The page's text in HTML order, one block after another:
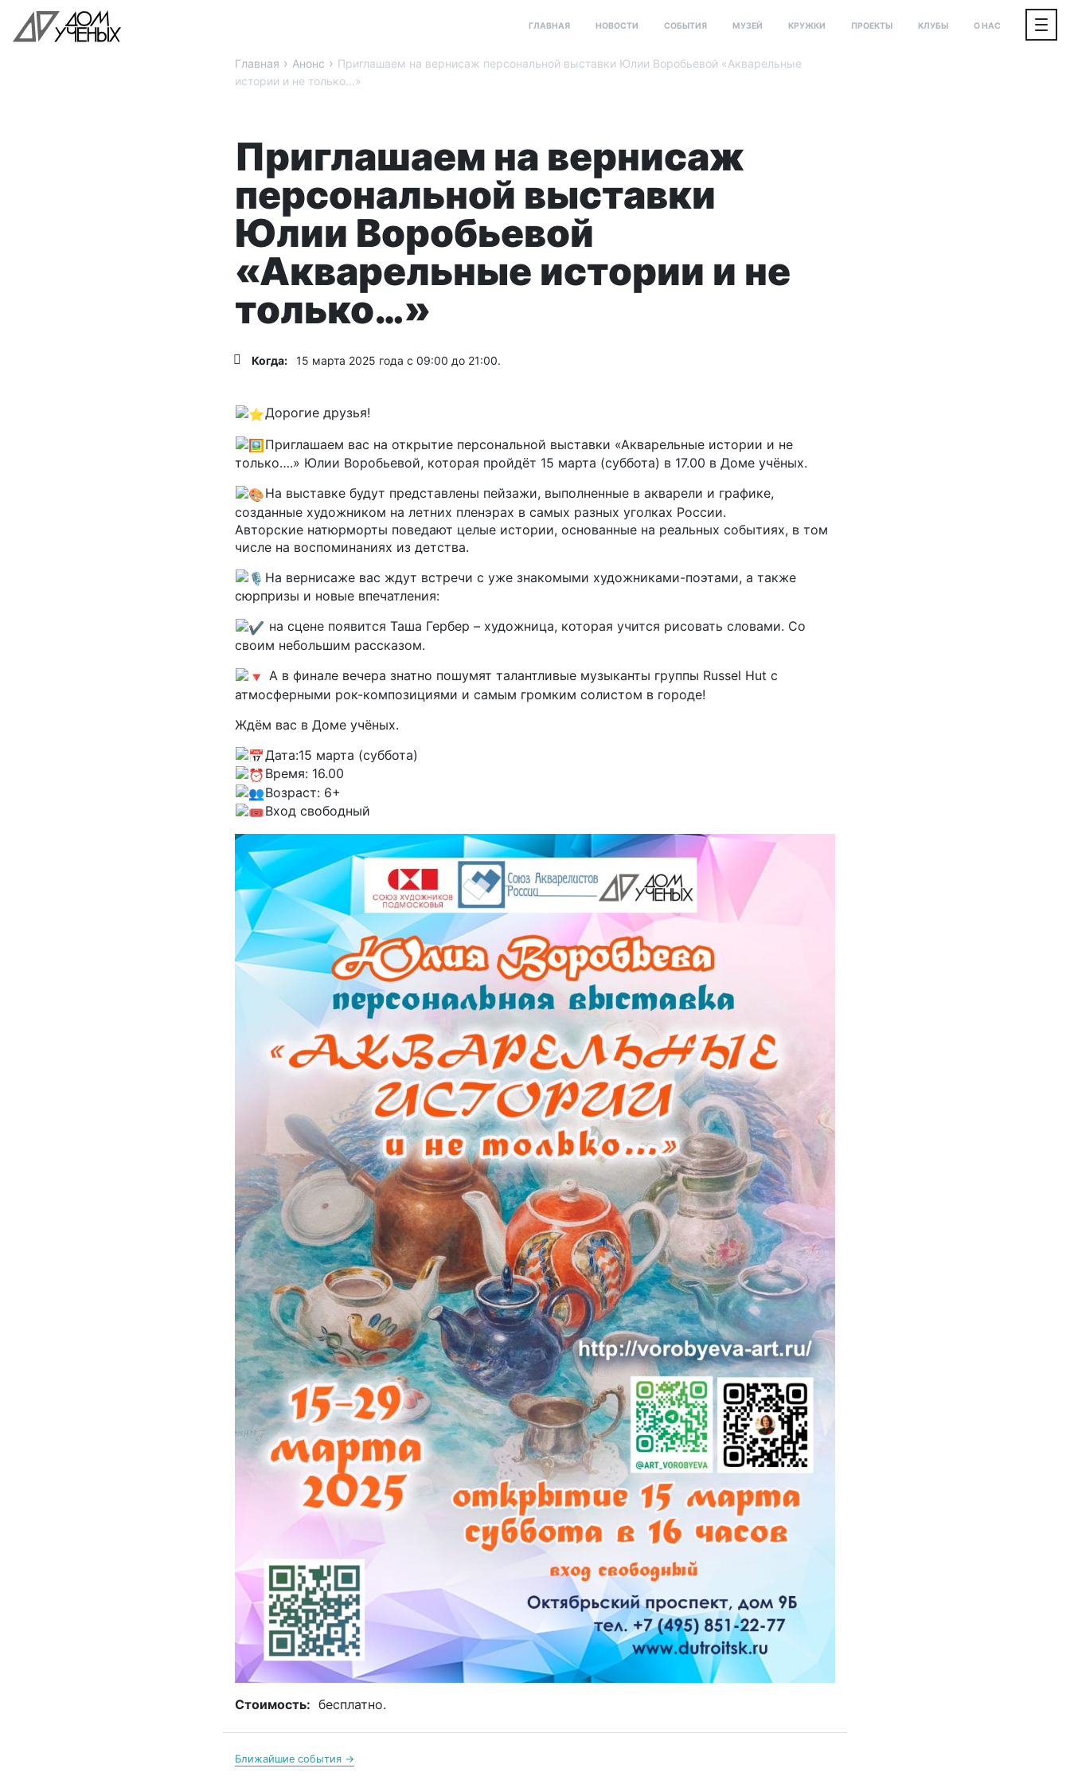
ГЛАВНАЯ НОВОСТИ СОБЫТИЯ МУЗЕЙ КРУЖКИ ПРОЕКТЫ КЛУБЫ О НАС
Главная › Анонс › Приглашаем на вернисаж персональной выставки Юлии Воробьевой «Акварельные
истории и не только…»
Приглашаем на вернисаж
персональной выставки
Юлии Воробьевой
«Акварельные истории и не
только…»
Когда: 15 марта 2025 года с 09:00 до 21:00.
Дорогие друзья!
Приглашаем вас на открытие персональной выставки «Акварельные истории и не
только….» Юлии Воробьевой, которая пройдёт 15 марта (суббота) в 17.00 в Доме учёных.
На выставке будут представлены пейзажи, выполненные в акварели и графике,
созданные художником на летних пленэрах в самых разных уголках России.
Авторские натюрморты поведают целые истории, основанные на реальных событиях, в том
числе на воспоминаниях из детства.
На вернисаже вас ждут встречи с уже знакомыми художниками-поэтами, а также
сюрпризы и новые впечатления:
на сцене появится Таша Гербер – художница, которая учится рисовать словами. Со
своим небольшим рассказом.
А в финале вечера знатно пошумят талантливые музыканты группы Russel Hut с
атмосферными рок-композициями и самым громким солистом в городе!
Ждём вас в Доме учёных.
Дата:15 марта (суббота)
Время: 16.00
Возраст: 6+
Вход свободный
Стоимость: бесплатно.
Ближайшие события →